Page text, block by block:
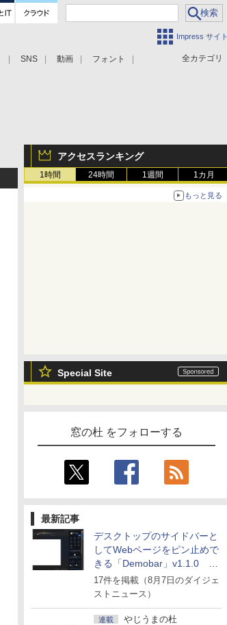
Impress サイト
全カテゴリ
SNS 動画 フォント
アクセスランキング
1時間 24時間 1週間 1カ月
もっと見る
Special Site
窓の杜 をフォローする
最新記事
デスクトップのサイドバーと
してWebページをピン止めで
きる「Demobar」v1.1.0 ほ
か
17件を掲載（8月7日のダイジェ
ストニュース）
連載 やじうまの杜